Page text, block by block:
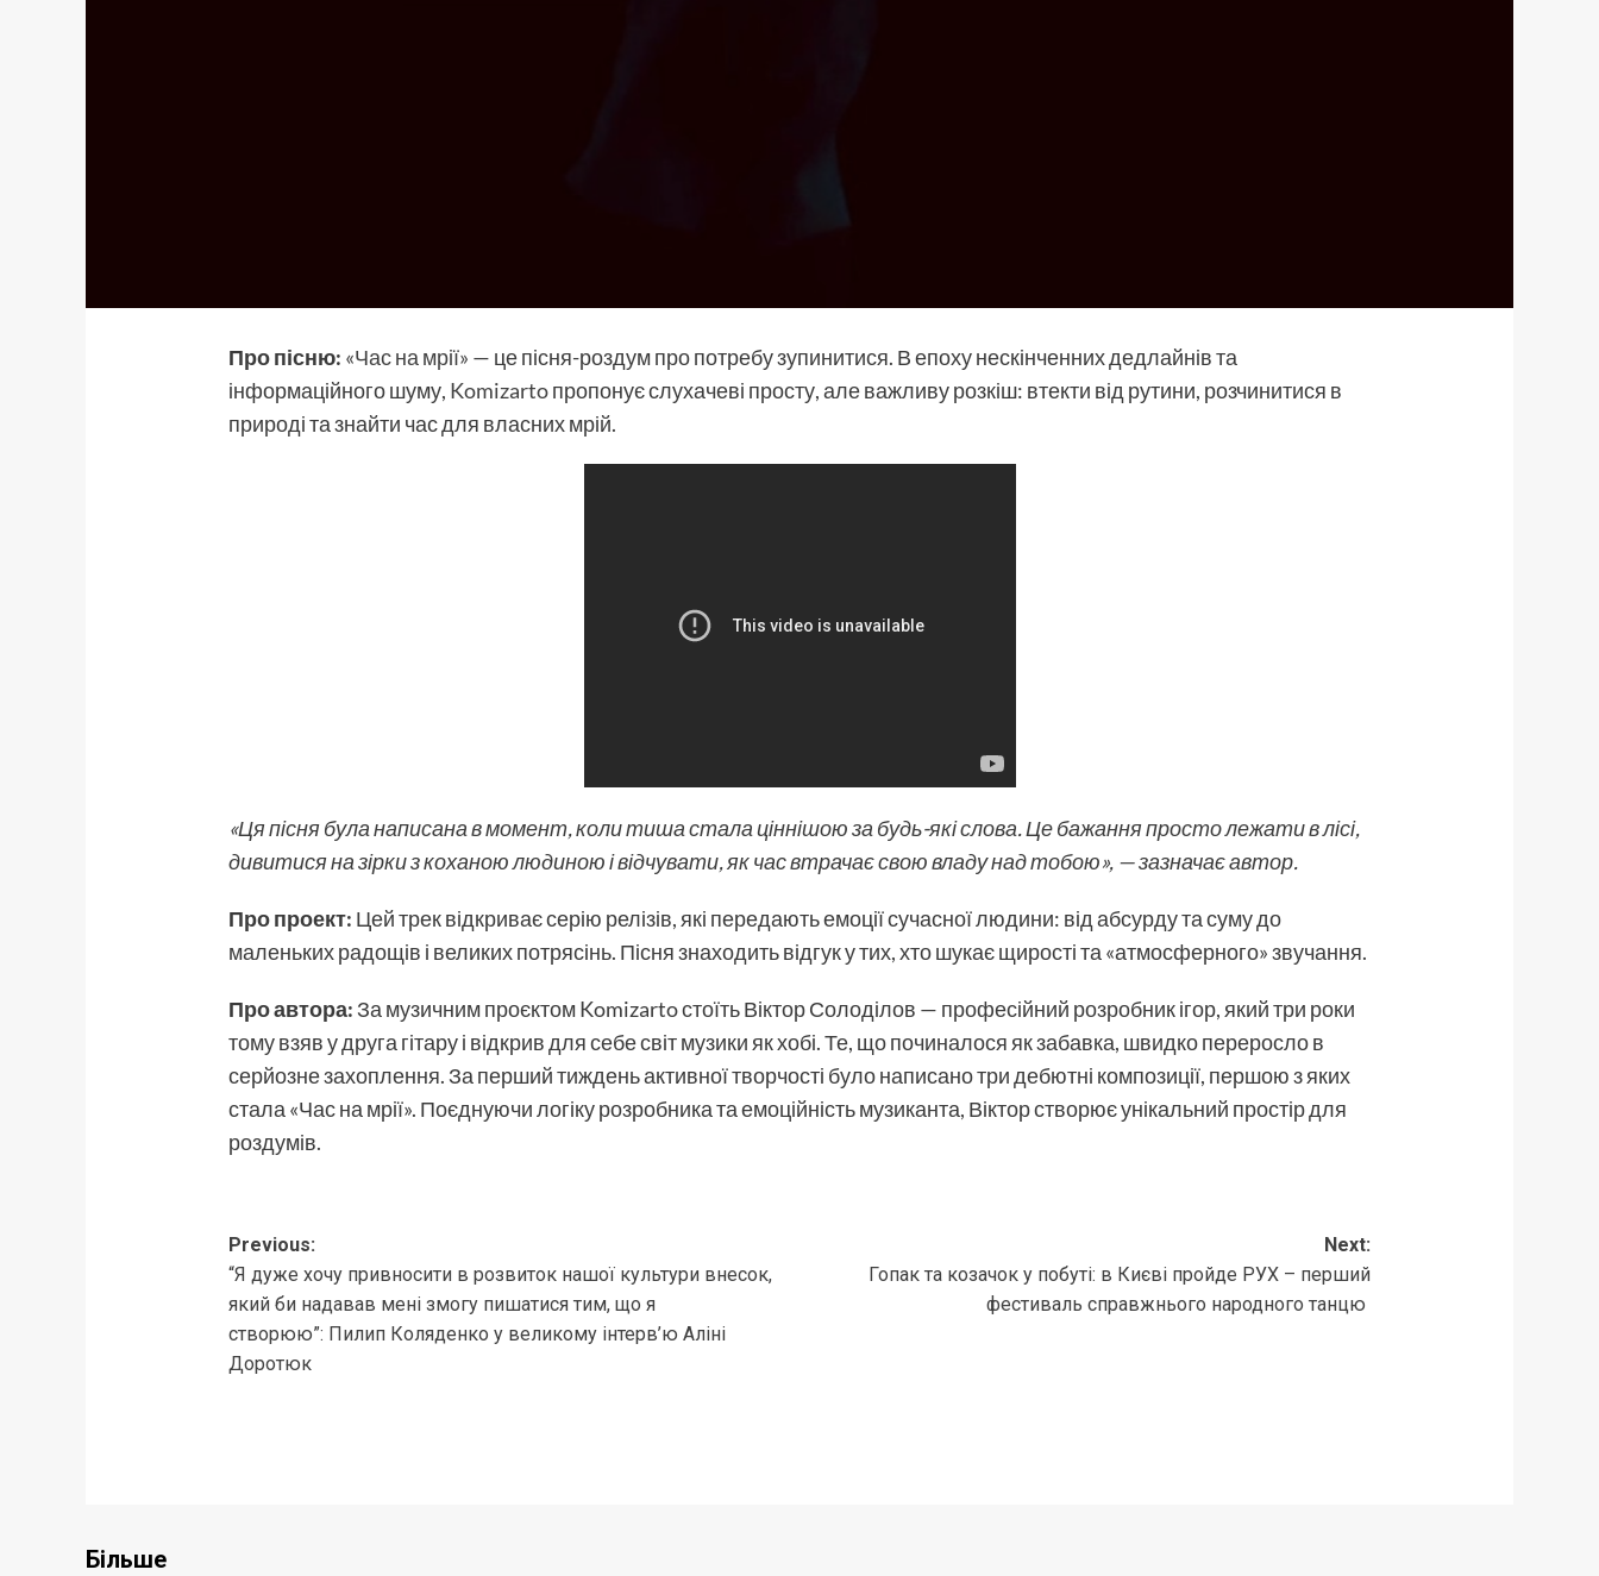
Про пісню: «Час на мрії» — це пісня-роздум про потребу зупинитися. В епоху нескінченних дедлайнів та
інформаційного шуму, Komizartoпропонує слухачеві просту, але важливу розкіш: втекти від рутини, розчинитися в
природі та знайти час для власних мрій.
«Ця пісня була написана в момент, коли тиша стала ціннішою за будь-які слова. Це бажання просто лежати в лісі,
дивитися на зірки з коханою людиною і відчувати, як час втрачає свою владу над тобою», — зазначає автор.
Про проект: Цей трек відкриває серію релізів, які передають емоції сучасної людини: від абсурду та суму до
маленьких радощів і великих потрясінь. Пісня знаходить відгук у тих, хто шукає щирості та «атмосферного» звучання.
Про автора:За музичним проєктом Komizarto стоїть Віктор Солоділов — професійний розробник ігор, який три роки
тому взяв у друга гітару і відкрив для себе світ музики як хобі. Те, що починалося як забавка, швидко переросло в
серйозне захоплення. За перший тиждень активної творчості було написано три дебютні композиції, першою з яких
стала «Час на мрії». Поєднуючи логіку розробника та емоційність музиканта, Віктор створює унікальний простір для
роздумів.
Post
navigation
Previous:
“Я дуже хочу привносити в розвиток нашої культури внесок,
який би надавав мені змогу пишатися тим, що я
створюю”: Пилип Коляденко у великому інтерв’ю Аліні
Доротюк
Next:
Гопак та козачок у побуті: в Києві пройде РУХ – перший
фестиваль справжнього народного танцю
Більше